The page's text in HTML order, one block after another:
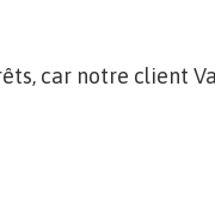
car notre client